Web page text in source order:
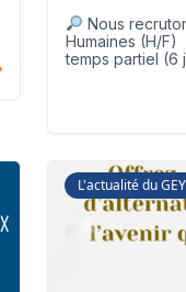
Nous
Humaines (H/F)
temps partiel (6
L'actualité du